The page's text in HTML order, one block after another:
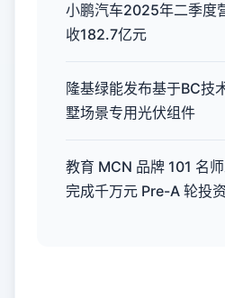
小鹏汽车2025年二季度
收182.7亿元
隆基绿能发布基于BC技
墅场景专用光伏组件
教育 MCN 品牌 101 名
完成千万元 Pre-A 轮投资